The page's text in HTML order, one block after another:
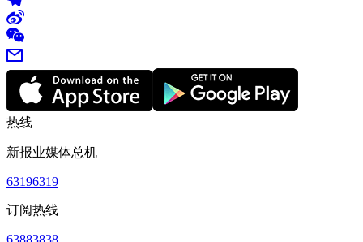
热线
新报业媒体总机
63196319
订阅热线
63883838